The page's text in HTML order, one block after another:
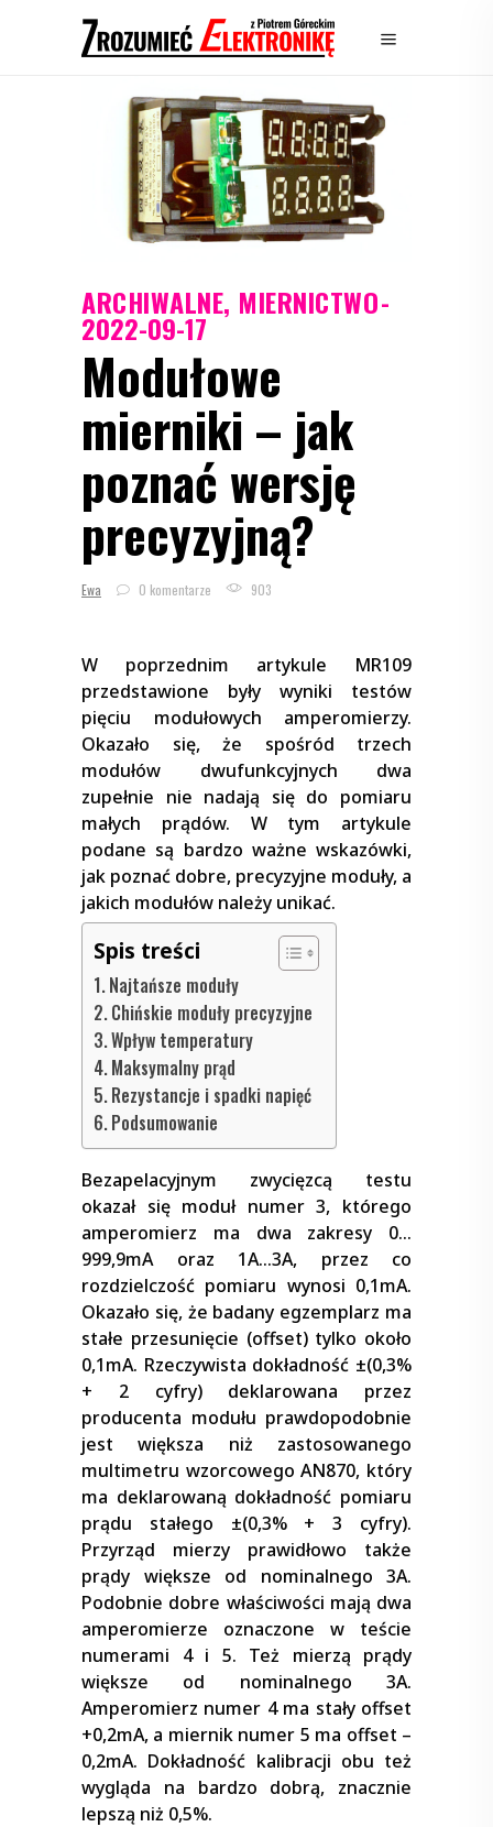
ARCHIWALNE, MIERNICTWO
2022-09-17
Modułowe
mierniki – jak
poznać wersję
precyzyjną?
Ewa 0 komentarze 903
W poprzednim artykule MR109
przedstawione były wyniki testów
pięciu modułowych amperomierzy.
Okazało się, że spośród trzech
modułów dwufunkcyjnych dwa
zupełnie nie nadają się do pomiaru
małych prądów. W tym artykule
podane są bardzo ważne wskazówki,
jak poznać dobre, precyzyjne moduły, a
jakich modułów należy unikać.
Spis treści
Najtańsze moduły
Chińskie moduły precyzyjne
Wpływ temperatury
Maksymalny prąd
Rezystancje i spadki napięć
Podsumowanie
Bezapelacyjnym zwycięzcą testu
okazał się moduł numer 3, którego
amperomierz ma dwa zakresy 0…
999,9mA oraz 1A…3A, przez co
rozdzielczość pomiaru wynosi 0,1mA.
Okazało się, że badany egzemplarz ma
stałe przesunięcie (offset) tylko około
0,1mA. Rzeczywista dokładność ±(0,3%
+ 2 cyfry) deklarowana przez
producenta modułu prawdopodobnie
jest większa niż zastosowanego
multimetru wzorcowego AN870, który
ma deklarowaną dokładność pomiaru
prądu stałego ±(0,3% + 3 cyfry).
Przyrząd mierzy prawidłowo także
prądy większe od nominalnego 3A.
Podobnie dobre właściwości mają dwa
amperomierze oznaczone w teście
numerami 4 i 5. Też mierzą prądy
większe od nominalnego 3A.
Amperomierz numer 4 ma stały offset
+0,2mA, a miernik numer 5 ma offset –
0,2mA. Dokładność kalibracji obu też
wygląda na bardzo dobrą, znacznie
lepszą niż 0,5%.